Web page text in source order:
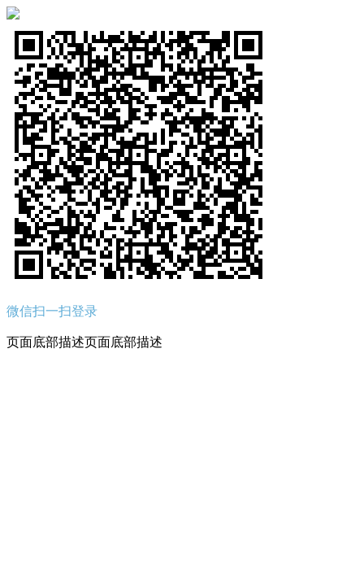
微信扫一扫登录
页面底部描述页面底部描述